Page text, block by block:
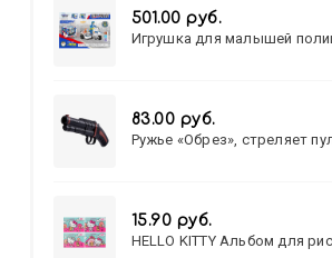
501.00 руб.
Игрушка для малышей
83.00 руб.
Ружье «Обрез», стреляет
15.90 руб.
HELLO KITTY Альбом для